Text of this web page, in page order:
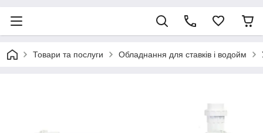
Товари та послуги Обладнання для ставків і водойм